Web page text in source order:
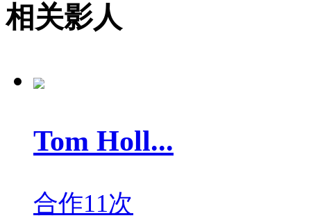
相关影人
Tom Holl...
合作11次